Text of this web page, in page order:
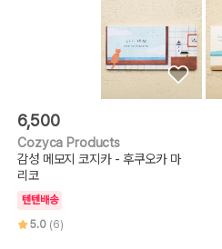
6,500
Cozyca Products
감성 메모지 코지카 - 후쿠오카 마
리코
텐텐배송
5.0 (6)